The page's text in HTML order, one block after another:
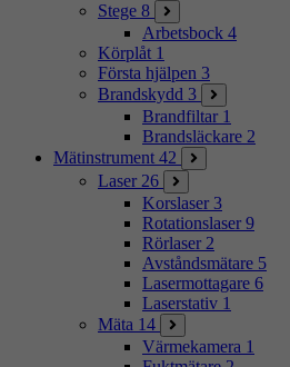
Stege 8
Arbetsbock 4
Körplåt 1
Första hjälpen 3
Brandskydd 3
Brandfiltar 1
Brandsläckare 2
Mätinstrument 42
Laser 26
Korslaser 3
Rotationslaser 9
Rörlaser 2
Avståndsmätare 5
Lasermottagare 6
Laserstativ 1
Mäta 14
Värmekamera 1